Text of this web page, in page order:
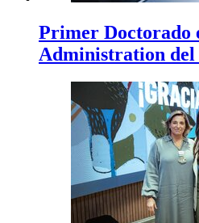
Primer Doctorado
Administration del